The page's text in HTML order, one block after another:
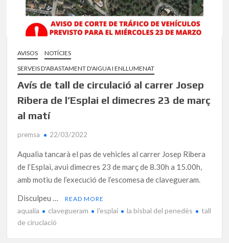
AVISOS
NOTÍCIES
SERVEIS D'ABASTAMENT D'AIGUA I ENLLUMENAT
Avís de tall de circulació al carrer Josep
Ribera de l’Esplai el dimecres 23 de març
al matí
premsa 22/03/2022
Aqualia tancarà el pas de vehicles al carrer Josep Ribera
de l’Esplai, avui dimecres 23 de març de 8.30h a 15.00h,
amb motiu de l’execució de l’escomesa de clavegueram.
Disculpeu …
READ MORE
aqualia clavegueram l'esplai la bisbal del penedès
tall
de ciruclació